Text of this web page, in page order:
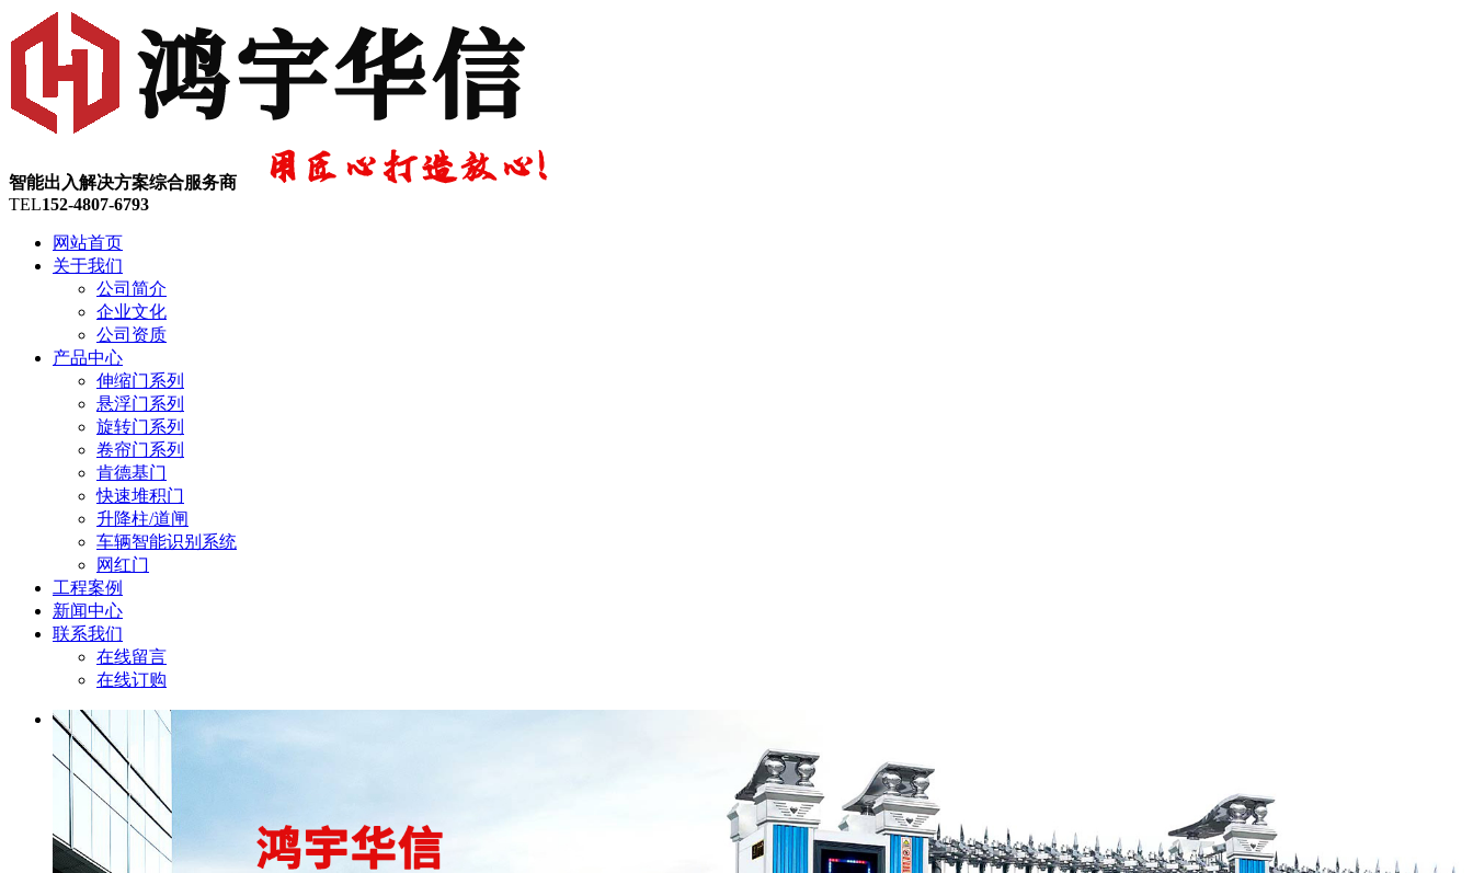
智能出入解决方案综合服务商
TEL152-4807-6793
网站首页
关于我们
公司简介
企业文化
公司资质
产品中心
伸缩门系列
悬浮门系列
旋转门系列
卷帘门系列
肯德基门
快速堆积门
升降柱/道闸
车辆智能识别系统
网红门
工程案例
新闻中心
联系我们
在线留言
在线订购